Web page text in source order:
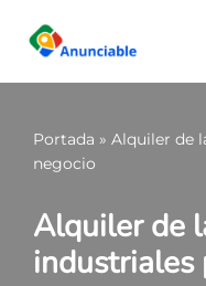
Saltar
al
Portada » Alquiler de
negocio
Alquiler de
industriales